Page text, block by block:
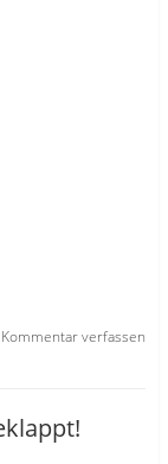
Kommentar verfassen